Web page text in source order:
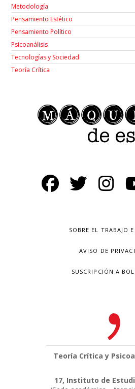
Metodología
Pensamiento Estético
Pensamiento Político
Psicoanálisis
Tecnologías y Sociedad
Teoría Crítica
SOBRE EL TRABAJO
AVISO DE
SUSCRIPCIÓN A
Teoría Crítica y
17, Instituto de